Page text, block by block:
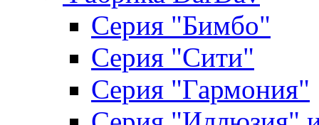
Серия "Бимбо"
Серия "Сити"
Серия "Гармония"